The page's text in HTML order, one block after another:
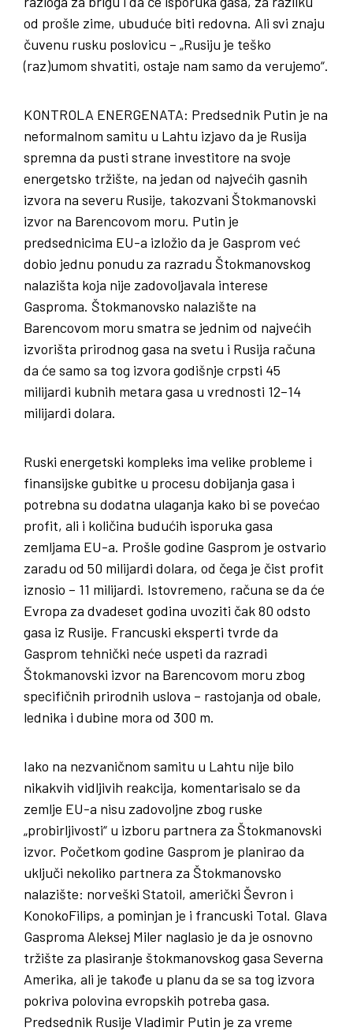
od prošle zime, ubuduće biti redovna. Ali svi znaju
čuvenu rusku poslovicu – „Rusiju je teško
(raz)umom shvatiti, ostaje nam samo da verujemo“.
KONTROLA ENERGENATA: Predsednik Putin je na
neformalnom samitu u Lahtu izjavo da je Rusija
spremna da pusti strane investitore na svoje
energetsko tržište, na jedan od najvećih gasnih
izvora na severu Rusije, takozvani Štokmanovski
izvor na Barencovom moru. Putin je
predsednicima EU-a izložio da je Gasprom već
dobio jednu ponudu za razradu Štokmanovskog
nalazišta koja nije zadovoljavala interese
Gasproma. Štokmanovsko nalazište na
Barencovom moru smatra se jednim od najvećih
izvorišta prirodnog gasa na svetu i Rusija računa
da će samo sa tog izvora godišnje crpsti 45
milijardi kubnih metara gasa u vrednosti 12–14
milijardi dolara.
Ruski energetski kompleks ima velike probleme i
finansijske gubitke u procesu dobijanja gasa i
potrebna su dodatna ulaganja kako bi se povećao
profit, ali i količina budućih isporuka gasa
zemljama EU-a. Prošle godine Gasprom je ostvario
zaradu od 50 milijardi dolara, od čega je čist profit
iznosio – 11 milijardi. Istovremeno, računa se da će
Evropa za dvadeset godina uvoziti čak 80 odsto
gasa iz Rusije. Francuski eksperti tvrde da
Gasprom tehnički neće uspeti da razradi
Štokmanovski izvor na Barencovom moru zbog
specifičnih prirodnih uslova – rastojanja od obale,
lednika i dubine mora od 300 m.
Iako na nezvaničnom samitu u Lahtu nije bilo
nikakvih vidljivih reakcija, komentarisalo se da
zemlje EU-a nisu zadovoljne zbog ruske
„probirljivosti“ u izboru partnera za Štokmanovski
izvor. Početkom godine Gasprom je planirao da
uključi nekoliko partnera za Štokmanovsko
nalazište: norveški Statoil, američki Ševron i
KonokoFilips, a pominjan je i francuski Total. Glava
Gasproma Aleksej Miler naglasio je da je osnovno
tržište za plasiranje štokmanovskog gasa Severna
Amerika, ali je takođe u planu da se sa tog izvora
pokriva polovina evropskih potreba gasa.
Predsednik Rusije Vladimir Putin je za vreme